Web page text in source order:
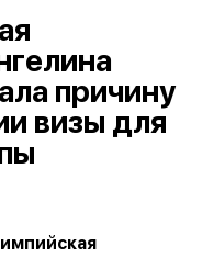
причину
визы для